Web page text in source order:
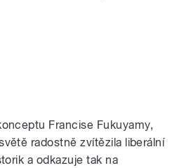
Francise Fukuyamy,
radostně zvítězila liberální
a odkazuje tak na